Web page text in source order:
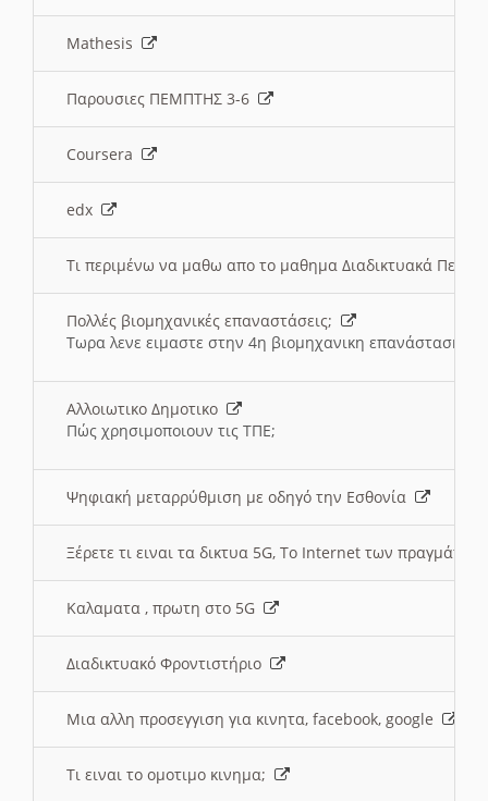
Mathesis
Παρουσιες ΠΕΜΠΤΗΣ 3-6
Coursera
edx
Τι περιμένω να μαθω απο το μαθημα Διαδικτυακά
Πολλές βιομηχανικές επαναστάσεις;
Τωρα λενε ειμαστε στην 4η βιομηχανικη επανάσταση
Αλλοιωτικο Δημοτικο
Πώς χρησιμοποιουν τις ΤΠΕ;
Ψηφιακή μεταρρύθμιση με οδηγό την Εσθονία
Ξέρετε τι ειναι τα δικτυα 5G, Το Internet των
Καλαματα , πρωτη στο 5G
Διαδικτυακό Φροντιστήριο
Μια αλλη προσεγγιση για κινητα, facebook, google
Τι ειναι το ομοτιμο κινημα;